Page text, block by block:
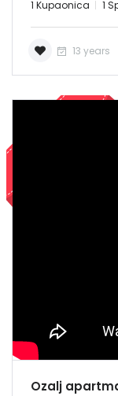
1 Kupaonica 1
13 years
Ozalj